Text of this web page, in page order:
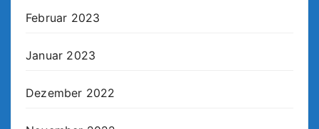
Februar 2023
Januar 2023
Dezember 2022